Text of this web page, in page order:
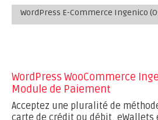
WordPress WooCommerce
Module de Paiement
Acceptez une pluralité de
carte de crédit ou débit, eWallets